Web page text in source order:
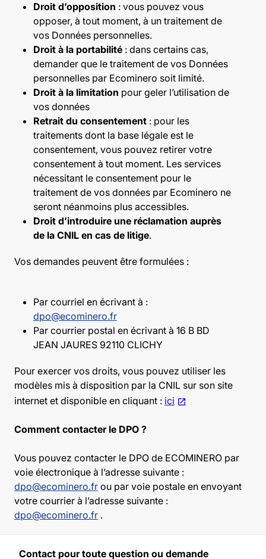
Droit d’opposition : vous pouvez vous
opposer, à tout moment, à un traitement de
vos Données personnelles.
Droit à la portabilité : dans certains cas,
demander que le traitement de vos Données
personnelles par Ecominero soit limité.
Droit à la limitation pour geler l’utilisation de
vos données
Retrait du consentement : pour les
traitements dont la base légale est le
consentement, vous pouvez retirer votre
consentement à tout moment. Les services
nécessitant le consentement pour le
traitement de vos données par Ecominero ne
seront néanmoins plus accessibles.
Droit d’introduire une réclamation auprès
de la CNIL en cas de litige.
Vos demandes peuvent être formulées :
Par courriel en écrivant à :
dpo@ecominero.fr
Par courrier postal en écrivant à 16 B BD
JEAN JAURES 92110 CLICHY
Pour exercer vos droits, vous pouvez utiliser les
modèles mis à disposition par la CNIL sur son site
internet et disponible en cliquant : ici
Comment contacter le DPO ?
Vous pouvez contacter le DPO de ECOMINERO par
voie électronique à l’adresse suivante :
dpo@ecominero.fr ou par voie postale en envoyant
votre courrier à l’adresse suivante :
dpo@ecominero.fr .
Contact pour toute question ou demande